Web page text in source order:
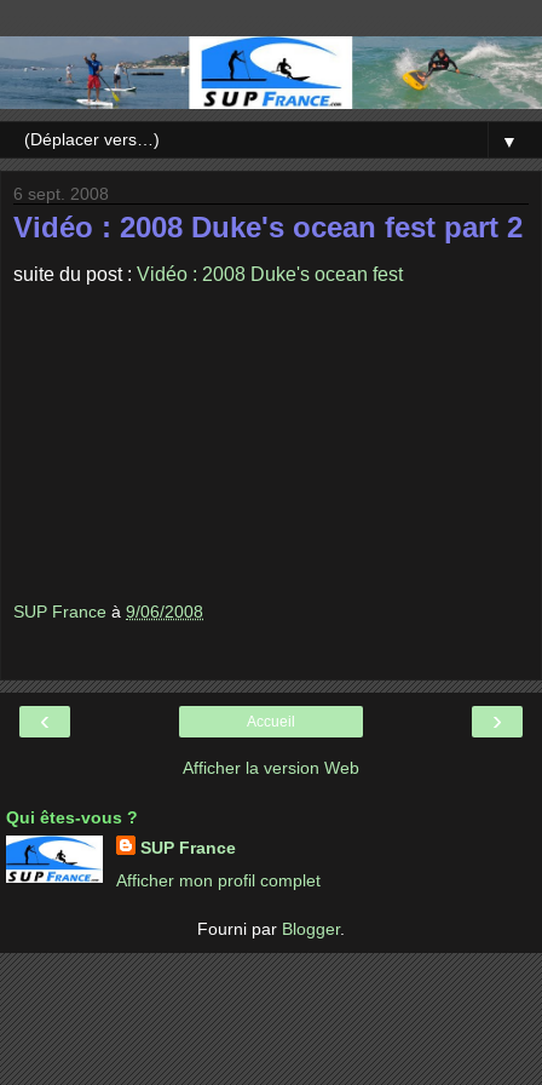
▼
6 sept. 2008
Vidéo : 2008 Duke's ocean fest part 2
suite du post : Vidéo : 2008 Duke's ocean fest
SUP France à 9/06/2008
‹ ›
Accueil
Afficher la version Web
Qui êtes-vous ?
SUP France
Afficher mon profil complet
Fourni par Blogger.